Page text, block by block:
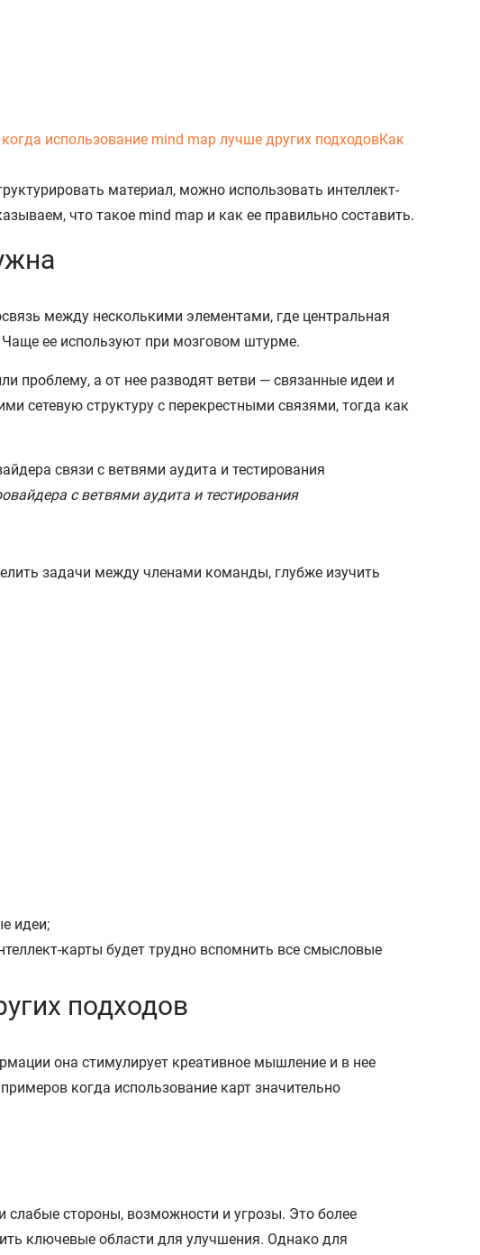
использование mind map лучше других подходовКак
материал, можно использовать интеллект-
что такое mind map и как ее правильно составить.
между несколькими элементами, где центральная
ее используют при мозговом штурме.
проблему, а от нее разводят ветви — связанные идеи и
сетевую структуру с перекрестными связями, тогда как
с ветвями аудита и тестирования
задачи между членами команды, глубже изучить
идеи;
карты будет трудно вспомнить все смысловые
подходов
она стимулирует креативное мышление и в нее
когда использование карт значительно
слабые стороны, возможности и угрозы. Это более
ключевые области для улучшения. Однако для